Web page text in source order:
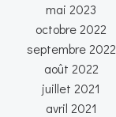
mai 2023
octobre 2022
septembre 2022
août 2022
juillet 2021
avril 2021